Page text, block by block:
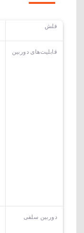
فلش
قابلیت‌های دوربین‌
دوربین سلفی